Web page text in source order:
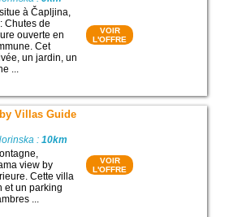
à Čapljina,
Chutes de
ouverte en
Cet
un jardin, un
...
VOIR
L'OFFRE
Villas Guide
:10km
view by
Cette villa
et un parking
...
VOIR
L'OFFRE